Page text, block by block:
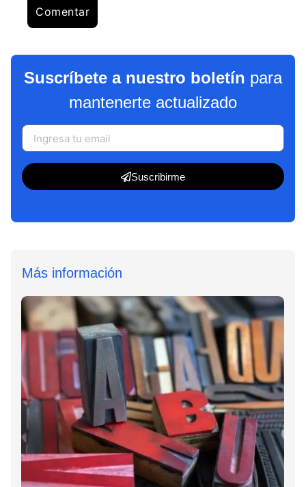
Suscríbete a nuestro boletín para
mantenerte actualizado
Suscribirme
Más información